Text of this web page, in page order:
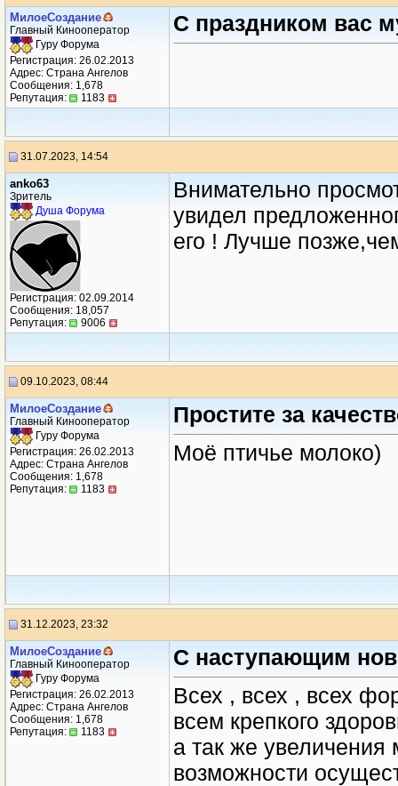
МилоеСоздание
Главный Кинооператор
Гуру Форума
Регистрация: 26.02.2013
Адрес: Страна Ангелов
Сообщения: 1,678
Репутация:
1183
С праздником вас
31.07.2023, 14:54
anko63
Зритель
Душа Форума
Регистрация: 02.09.2014
Сообщения: 18,057
Репутация:
9006
Внимательно
увидел
его ! Лучше
09.10.2023, 08:44
МилоеСоздание
Главный Кинооператор
Гуру Форума
Регистрация: 26.02.2013
Адрес: Страна Ангелов
Сообщения: 1,678
Репутация:
1183
Простите за
Моё птичье молоко)
31.12.2023, 23:32
МилоеСоздание
Главный Кинооператор
Гуру Форума
Регистрация: 26.02.2013
Адрес: Страна Ангелов
Сообщения: 1,678
Репутация:
1183
С наступающим
Всех , всех , всех
всем крепкого
а так же
возможности